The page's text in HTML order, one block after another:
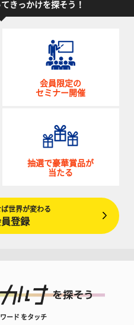
きっかけを探そう！
会員限定の
セミナー開催
抽選で豪華賞品が
当たる
世界が変わる
登録
ード をタッチ